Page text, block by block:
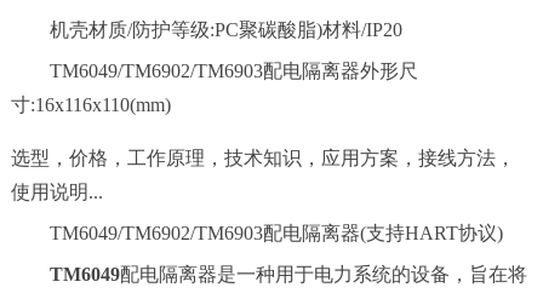
机壳材质/防护等级:PC聚碳酸脂)材料/IP20
TM6049/TM6902/TM6903配电隔离器外形尺
寸:16x116x110(mm)
选型，价格，工作原理，技术知识，应用方案，接线方法，
使用说明...
TM6049/TM6902/TM6903配电隔离器(支持HART协议)
TM6049配电隔离器是一种用于电力系统的设备，旨在将